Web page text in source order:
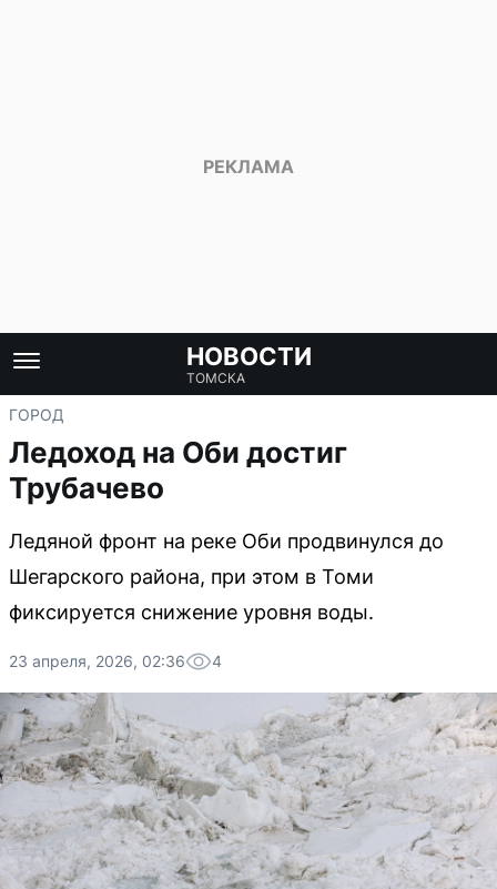
НОВОСТИ
ТОМСКА
ГОРОД
Ледоход на Оби достиг
Трубачево
Ледяной фронт на реке Оби продвинулся до
Шегарского района, при этом в Томи
фиксируется снижение уровня воды.
23 апреля, 2026, 02:36 4